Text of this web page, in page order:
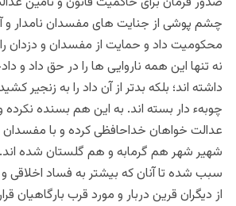
چشم پوشی از جنایت های مفسدان نامدار و
محکومیت داد و حمایت از مفسدان و دزدان
نه تنها این همه ناروایی ها را در حق داد و
داشته اند؛ بلکه بدتر از آن داد را به زنجیر
چوبهء دار بسته اند. به این هم بسنده نکرده و
عدالت خواهان خداحافظی کرده و با مفسدان
شهیر شهر هم گرمابه و هم گلستان شده اند.
سبب شده تا آنان که بیشتر به فساد اخلاقی و
از دیگران قرین دربار و مورد قرب بارگاهیان